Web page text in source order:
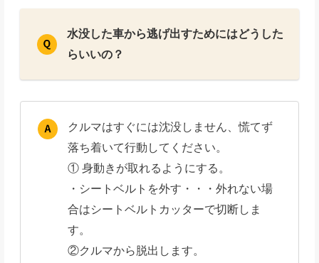
水没した車から逃げ出すためにはどうした
らいいの？
クルマはすぐには沈没しません、慌てず
落ち着いて行動してください。
① 身動きが取れるようにする。
・シートベルトを外す・・・外れない場
合はシートベルトカッターで切断しま
す。
②クルマから脱出します。